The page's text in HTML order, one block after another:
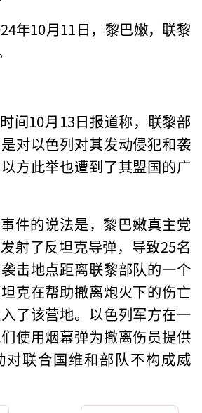
年10月11日，黎巴嫩，联黎
间10月13日报道称，联黎部
对以色列对其发动侵犯和袭
方此举也遭到了其盟国的广
件的说法是，黎巴嫩真主党
射了反坦克导弹，导致25名
击地点距离联黎部队的一个
克在帮助撤离炮火下的伤亡
了该营地。以色列军方在一
使用烟幕弹为撤离伤员提供
对联合国维和部队不构成威